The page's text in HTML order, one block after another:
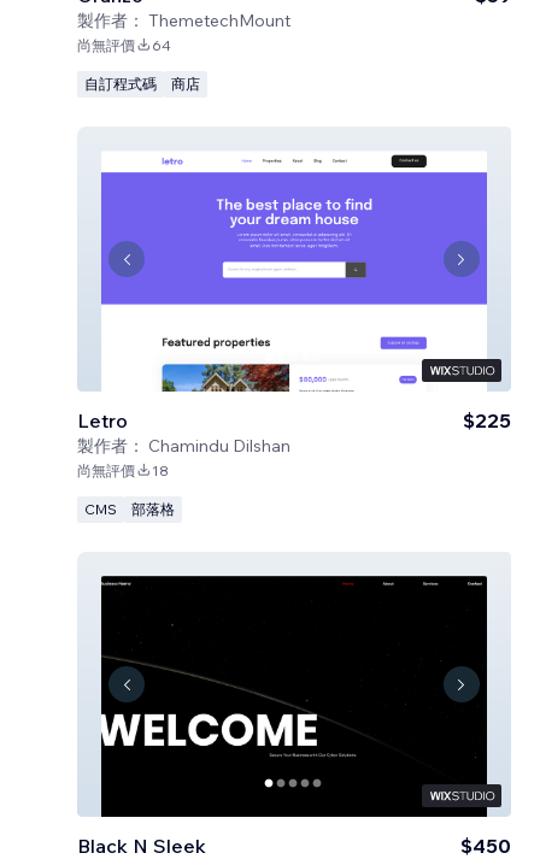
製作者： ThemetechMount
尚無評價 64
自訂程式碼 商店
Letro
製作者： Chamindu Dilshan
$225
尚無評價 18
CMS 部落格
Black N Sleek $450